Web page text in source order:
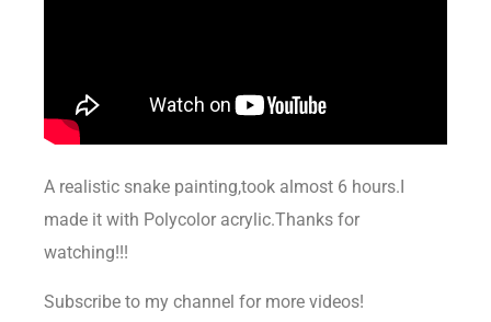
A realistic snake painting,took almost 6 hours.I
made it with Polycolor acrylic.Thanks for
watching!!!
Subscribe to my channel for more videos!